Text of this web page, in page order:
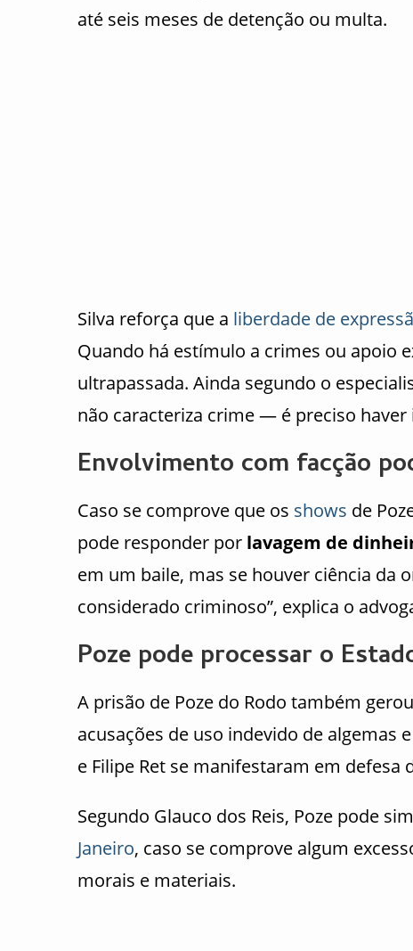
até seis meses de detenção ou multa.
Silva reforça que a liberdade de
Quando há estímulo a crimes ou apoio
ultrapassada. Ainda segundo o
não caracteriza crime — é preciso haver
Envolvimento com facção
Caso se comprove que os shows de
pode responder por lavagem de
em um baile, mas se houver ciência da
considerado criminoso”, explica o
Poze pode processar o
A prisão de Poze do Rodo também
acusações de uso indevido de algemas
e Filipe Ret se manifestaram em defesa
Segundo Glauco dos Reis, Poze pode
Janeiro, caso se comprove algum
morais e materiais.